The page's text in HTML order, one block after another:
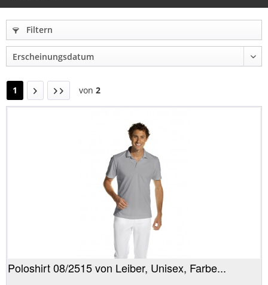
Filtern
1 von 2
Poloshirt 08/2515 von Leiber, Unisex, Farbe...